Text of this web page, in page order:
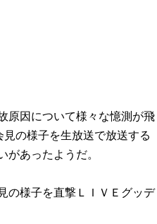
原因について様々な憶測が飛
の様子を生放送で放送する
があったようだ。
の様子を直撃ＬＩＶＥグッデ